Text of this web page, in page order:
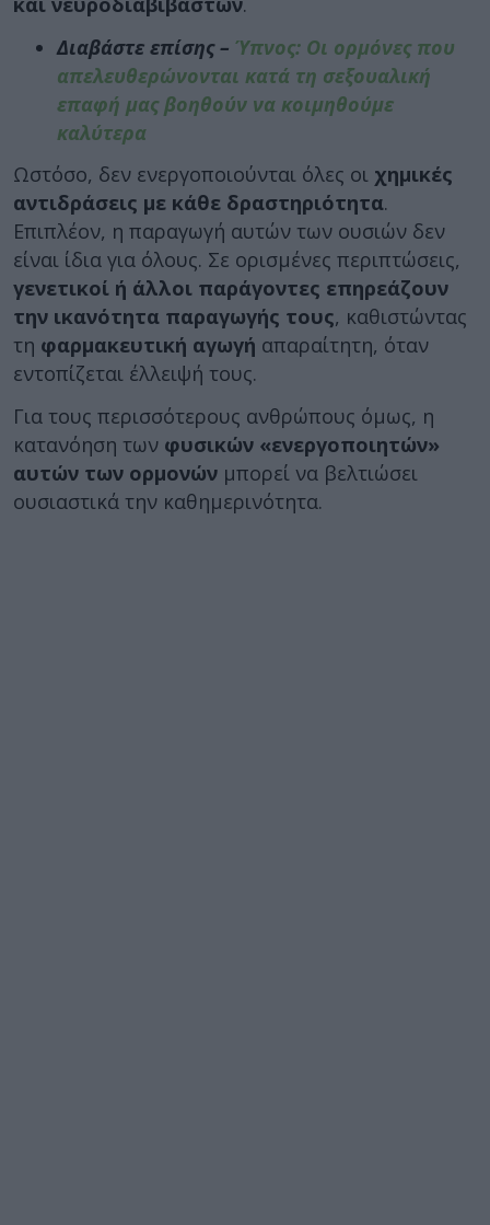
Διαβάστε επίσης – Ύπνος: Οι ορμόνες που
απελευθερώνονται κατά τη σεξουαλική
επαφή μας βοηθούν να κοιμηθούμε
καλύτερα
Ωστόσο, δεν ενεργοποιούνται όλες οι χημικές
αντιδράσεις με κάθε δραστηριότητα.
Επιπλέον, η παραγωγή αυτών των ουσιών δεν
είναι ίδια για όλους. Σε ορισμένες περιπτώσεις,
γενετικοί ή άλλοι παράγοντες επηρεάζουν
την ικανότητα παραγωγής τους, καθιστώντας
τη φαρμακευτική αγωγή απαραίτητη, όταν
εντοπίζεται έλλειψή τους.
Για τους περισσότερους ανθρώπους όμως, η
κατανόηση των φυσικών «ενεργοποιητών»
αυτών των ορμονών μπορεί να βελτιώσει
ουσιαστικά την καθημερινότητα.